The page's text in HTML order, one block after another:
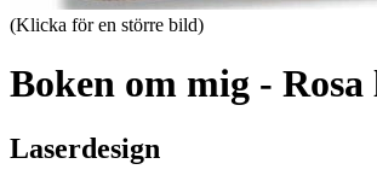
(Klicka för en större bild)
Boken om mig - Rosa
Laserdesign